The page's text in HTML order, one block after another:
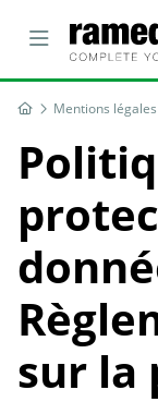
Mentions légales
sur la